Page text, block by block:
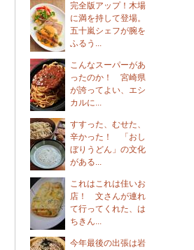
完全版アップ！木場
に満を持して登場。
五十嵐シェフが腕を
ふるう...
こんなスーパーがあ
ったのか！ 宮崎県
が誇ってよい、エシ
カルに...
すすった、むせた、
辛かった！ 「おし
ぼりうどん」の文化
がある...
これはこれは佳いお
店！ 文さんが連れ
て行ってくれた、は
ちきん...
今年最後の出張は岩